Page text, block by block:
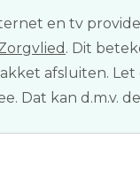
en tv
. Dit
afsluiten.
Dat kan d.m.v.